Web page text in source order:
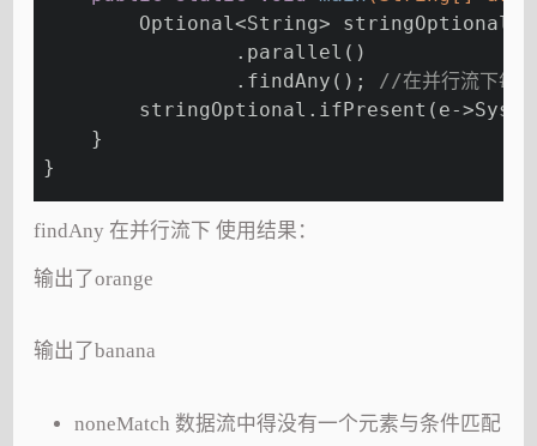
Optional<String> stringOptional
                .parallel()
                .findAny();
//在并行流下每次
stringOptional.ifPresent(e-
    }
}
findAny 在并行流下 使用结果：
输出了orange
输出了banana
noneMatch 数据流中得没有一个元素与条件匹配